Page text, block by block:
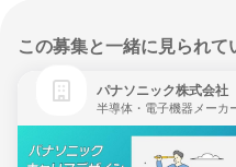
この募集と一緒に見られて
パナソニック株式会社
半導体・電子機器メーカ